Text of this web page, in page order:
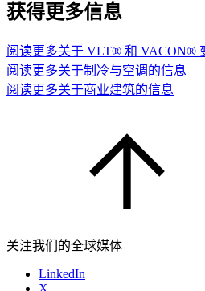
获得更多信息
阅读更多关于 VLT® 和 VACON®
阅读更多关于制冷与空调的信息
阅读更多关于商业建筑的信息
关注我们的全球媒体
LinkedIn
X